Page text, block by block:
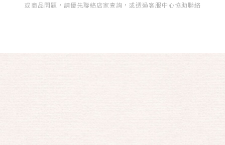
或商品問題，請優先聯絡店家查詢，或透過客服中心協助聯絡